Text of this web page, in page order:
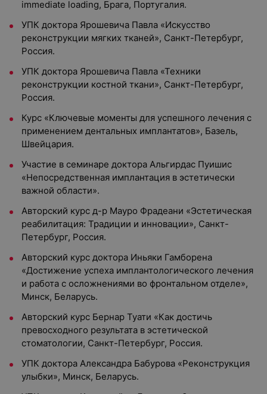
immediate loading, Брага, Португалия.
УПК доктора Ярошевича Павла «Искусство
реконструкции мягких тканей», Санкт-Петербург,
Россия.
УПК доктора Ярошевича Павла «Техники
реконструкции костной ткани», Санкт-Петербург,
Россия.
Курс «Ключевые моменты для успешного лечения с
применением дентальных имплантатов», Базель,
Швейцария.
Участие в семинаре доктора Альгирдас Пуишис
«Непосредственная имплантация в эстетически
важной области».
Авторский курс д-р Мауро Фрадеани «Эстетическая
реабилитация: Традиции и инновации», Санкт-
Петербург, Россия.
Авторский курс доктора Иньяки Гамборена
«Достижение успеха имплантологического лечения
и работа с осложнениями во фронтальном отделе»,
Минск, Беларусь.
Авторский курс Бернар Туати «Как достичь
превосходного результата в эстетической
стоматологии, Санкт-Петербург, Россия.
УПК доктора Александра Бабурова «Реконструкция
улыбки», Минск, Беларусь.